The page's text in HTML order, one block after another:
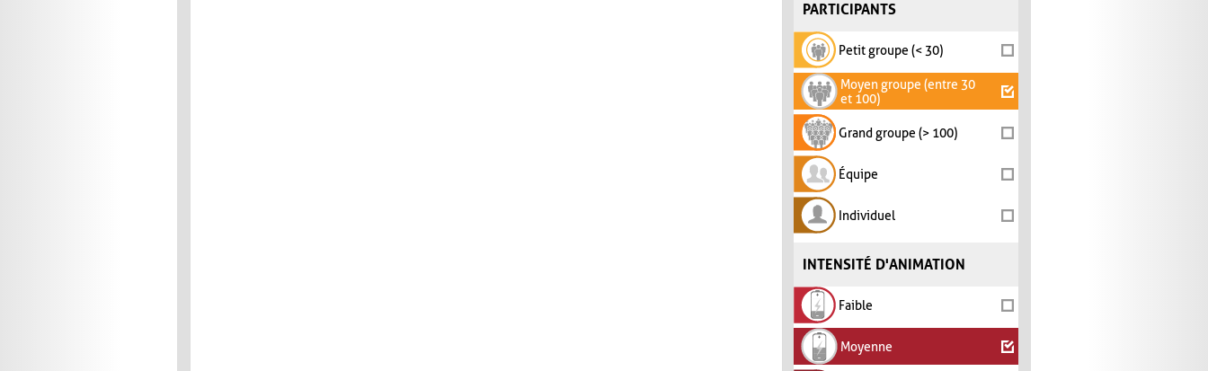
PARTICIPANTS
Petit groupe (< 30)
Moyen groupe (entre 30
et 100)
Grand groupe (> 100)
Équipe
Individuel
INTENSITÉ D'ANIMATION
Faible
Moyenne